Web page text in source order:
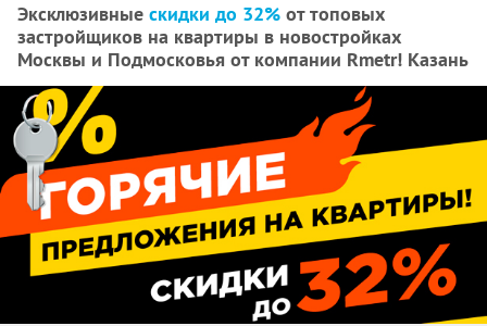
Эксклюзивные скидки до 32% от топовых
застройщиков на квартиры в новостройках
Москвы и Подмосковья от компании Rmetr! Казань